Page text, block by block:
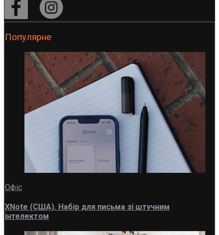
Популярне
Офіс
XNote (США). Набір для письма зі штучним
інтелектом